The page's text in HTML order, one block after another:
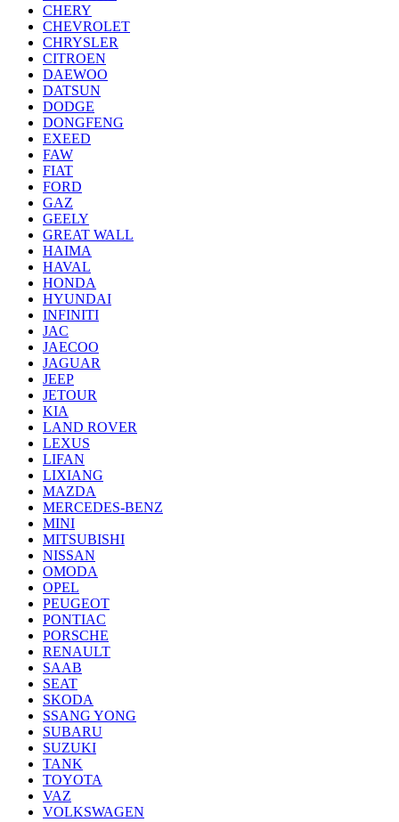
CHERY
CHEVROLET
CHRYSLER
CITROEN
DAEWOO
DATSUN
DODGE
DONGFENG
EXEED
FAW
FIAT
FORD
GAZ
GEELY
GREAT WALL
HAIMA
HAVAL
HONDA
HYUNDAI
INFINITI
JAC
JAECOO
JAGUAR
JEEP
JETOUR
KIA
LAND ROVER
LEXUS
LIFAN
LIXIANG
MAZDA
MERCEDES-BENZ
MINI
MITSUBISHI
NISSAN
OMODA
OPEL
PEUGEOT
PONTIAC
PORSCHE
RENAULT
SAAB
SEAT
SKODA
SSANG YONG
SUBARU
SUZUKI
TANK
TOYOTA
VAZ
VOLKSWAGEN